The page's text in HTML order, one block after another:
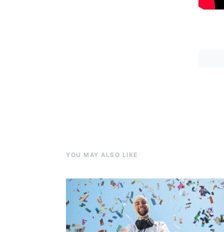
YOU MAY ALSO LIKE